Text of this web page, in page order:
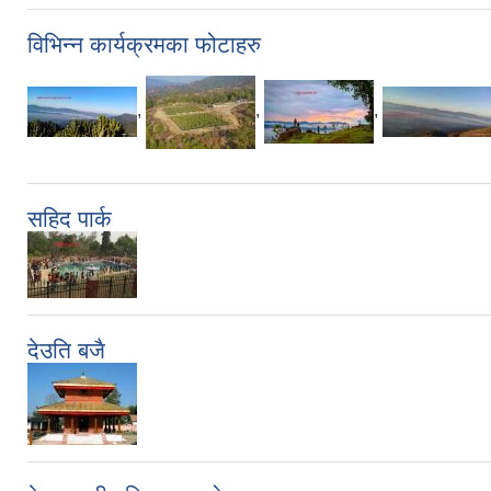
विभिन्न कार्यक्रमका फोटाहरु
, , ,
सहिद पार्क
देउति बजै